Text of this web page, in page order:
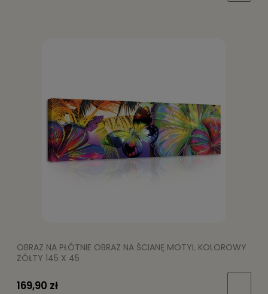
OBRAZ NA PŁÓTNIE OBRAZ NA ŚCIANĘ MOTYL KOLOROWY
ŻÓŁTY 145 X 45
169,90 zł